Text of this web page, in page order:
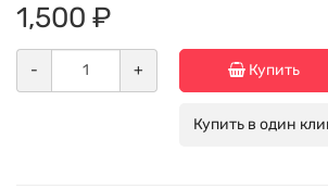
1,500 ₽
- + Купить
Купить в один